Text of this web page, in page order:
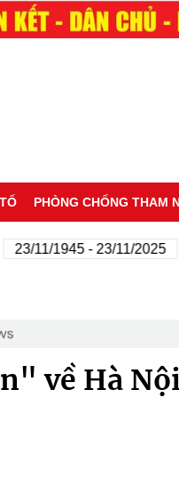
PHÒNG CHỐNG THAM
1945 - 23/11/2025
về Hà